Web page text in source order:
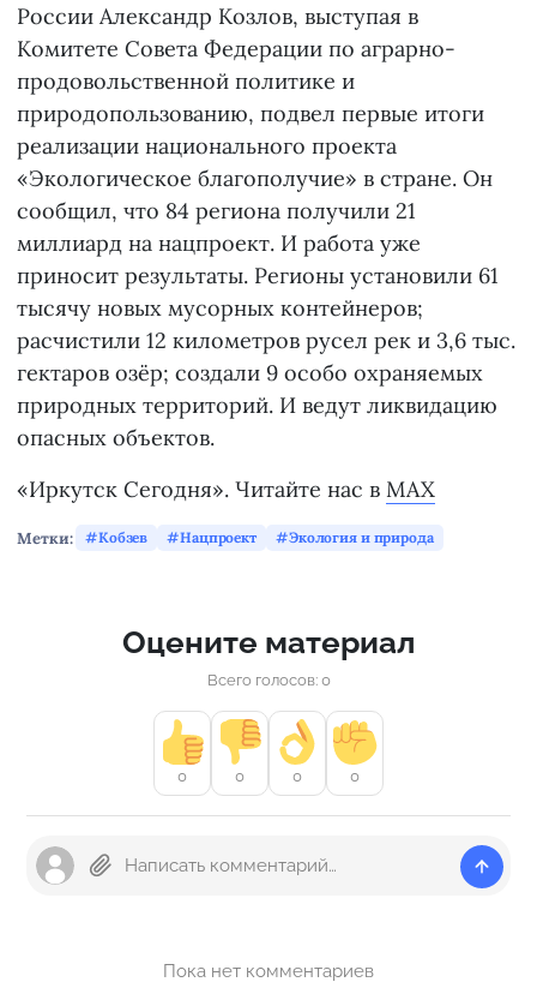
России Александр Козлов, выступая в
Комитете Совета Федерации по аграрно-
продовольственной политике и
природопользованию, подвел первые итоги
реализации национального проекта
«Экологическое благополучие» в стране. Он
сообщил, что 84 региона получили 21
миллиард на нацпроект. И работа уже
приносит результаты. Регионы установили 61
тысячу новых мусорных контейнеров;
расчистили 12 километров русел рек и 3,6 тыс.
гектаров озёр; создали 9 особо охраняемых
природных территорий. И ведут ликвидацию
опасных объектов.
«Иркутск Сегодня». Читайте нас в MAX
Метки: Кобзев Нацпроект Экология и природа
Оцените материал
Всего голосов: 0
0 0 0 0
Пока нет комментариев